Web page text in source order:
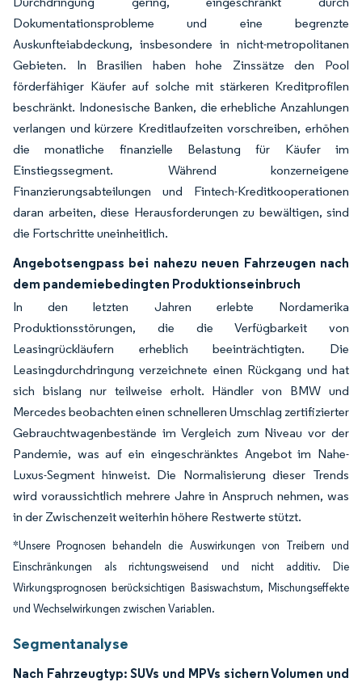
Dokumentationsprobleme und eine begrenzte
Auskunfteiabdeckung, insbesondere in nicht-metropolitanen
Gebieten. In Brasilien haben hohe Zinssätze den Pool
förderfähiger Käufer auf solche mit stärkeren Kreditprofilen
beschränkt. Indonesische Banken, die erhebliche Anzahlungen
verlangen und kürzere Kreditlaufzeiten vorschreiben, erhöhen
die monatliche finanzielle Belastung für Käufer im
Einstiegssegment. Während konzerneigene
Finanzierungsabteilungen und Fintech-Kreditkooperationen
daran arbeiten, diese Herausforderungen zu bewältigen, sind
die Fortschritte uneinheitlich.
Angebotsengpass bei nahezu neuen Fahrzeugen nach
dem pandemiebedingten Produktionseinbruch
In den letzten Jahren erlebte Nordamerika
Produktionsstörungen, die die Verfügbarkeit von
Leasingrückläufern erheblich beeinträchtigten. Die
Leasingdurchdringung verzeichnete einen Rückgang und hat
sich bislang nur teilweise erholt. Händler von BMW und
Mercedes beobachten einen schnelleren Umschlag zertifizierter
Gebrauchtwagenbestände im Vergleich zum Niveau vor der
Pandemie, was auf ein eingeschränktes Angebot im Nahe-
Luxus-Segment hinweist. Die Normalisierung dieser Trends
wird voraussichtlich mehrere Jahre in Anspruch nehmen, was
in der Zwischenzeit weiterhin höhere Restwerte stützt.
*Unsere Prognosen behandeln die Auswirkungen von Treibern und
Einschränkungen als richtungsweisend und nicht additiv. Die
Wirkungsprognosen berücksichtigen Basiswachstum, Mischungseffekte
und Wechselwirkungen zwischen Variablen.
Segmentanalyse
Nach Fahrzeugtyp: SUVs und MPVs sichern Volumen und